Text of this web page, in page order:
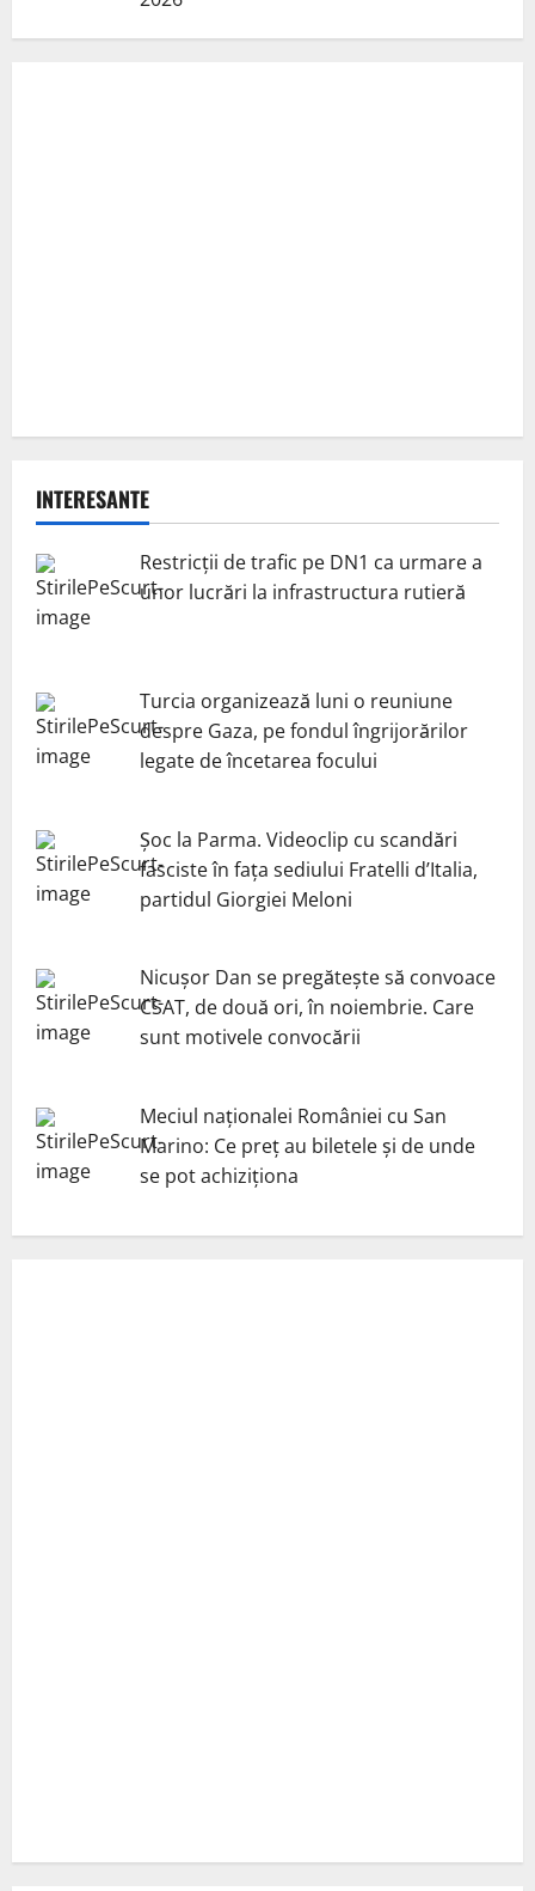
INTERESANTE
Restricții de trafic pe DN1 ca urmare a
unor lucrări la infrastructura rutieră
Turcia organizează luni o reuniune
despre Gaza, pe fondul îngrijorărilor
legate de încetarea focului
Șoc la Parma. Videoclip cu scandări
fasciste în fața sediului Fratelli d’Italia,
partidul Giorgiei Meloni
Nicuşor Dan se pregăteşte să convoace
CSAT, de două ori, în noiembrie. Care
sunt motivele convocării
Meciul naționalei României cu San
Marino: Ce preț au biletele și de unde
se pot achiziționa